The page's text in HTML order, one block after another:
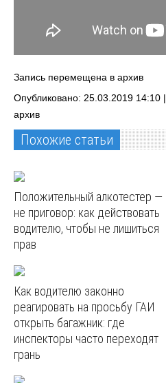
Запись перемещена в архив
Опубликовано: 25.03.2019 14:10 |
архив
Похожие статьи
Положительный алкотестер —
не приговор: как действовать
водителю, чтобы не лишиться
прав
Как водителю законно
реагировать на просьбу ГАИ
открыть багажник: где
инспекторы часто переходят
грань